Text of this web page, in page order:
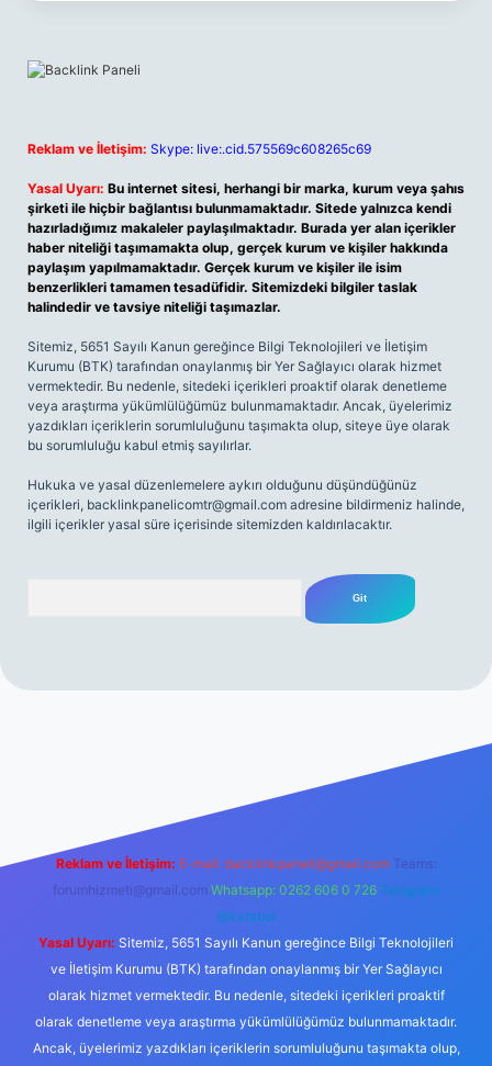
Reklam ve İletişim: Skype: live:.cid.575569c608265c69
Yasal Uyarı: Bu internet sitesi, herhangi bir marka, kurum veya şahıs
şirketi ile hiçbir bağlantısı bulunmamaktadır. Sitede yalnızca kendi
hazırladığımız makaleler paylaşılmaktadır. Burada yer alan içerikler
haber niteliği taşımamakta olup, gerçek kurum ve kişiler hakkında
paylaşım yapılmamaktadır. Gerçek kurum ve kişiler ile isim
benzerlikleri tamamen tesadüfidir. Sitemizdeki bilgiler taslak
halindedir ve tavsiye niteliği taşımazlar.
Sitemiz, 5651 Sayılı Kanun gereğince Bilgi Teknolojileri ve İletişim
Kurumu (BTK) tarafından onaylanmış bir Yer Sağlayıcı olarak hizmet
vermektedir. Bu nedenle, sitedeki içerikleri proaktif olarak denetleme
veya araştırma yükümlülüğümüz bulunmamaktadır. Ancak, üyelerimiz
yazdıkları içeriklerin sorumluluğunu taşımakta olup, siteye üye olarak
bu sorumluluğu kabul etmiş sayılırlar.
Hukuka ve yasal düzenlemelere aykırı olduğunu düşündüğünüz
içerikleri, backlinkpanelicomtr@gmail.com adresine bildirmeniz halinde,
ilgili içerikler yasal süre içerisinde sitemizden kaldırılacaktır.
Reklam ve İletişim: E-mail: backlinkpaneli@gmail.com Teams:
forumhizmeti@gmail.com Whatsapp: 0262 606 0 726 Telegram:
@karabul
Yasal Uyarı: Sitemiz, 5651 Sayılı Kanun gereğince Bilgi Teknolojileri
ve İletişim Kurumu (BTK) tarafından onaylanmış bir Yer Sağlayıcı
olarak hizmet vermektedir. Bu nedenle, sitedeki içerikleri proaktif
olarak denetleme veya araştırma yükümlülüğümüz bulunmamaktadır.
Ancak, üyelerimiz yazdıkları içeriklerin sorumluluğunu taşımakta olup,